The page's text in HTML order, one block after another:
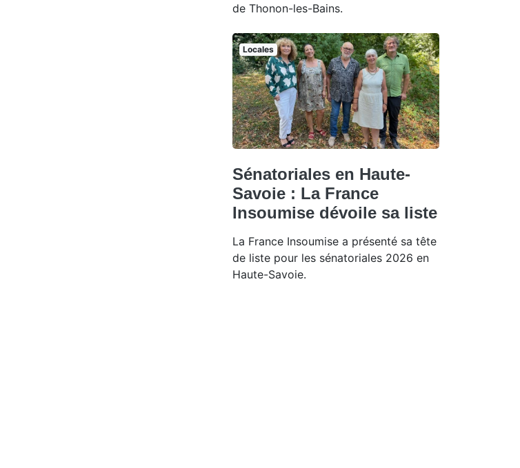
de Thonon-les-Bains.
Locales
Sénatoriales en Haute-
Savoie : La France
Insoumise dévoile sa liste
La France Insoumise a présenté sa tête
de liste pour les sénatoriales 2026 en
Haute-Savoie.